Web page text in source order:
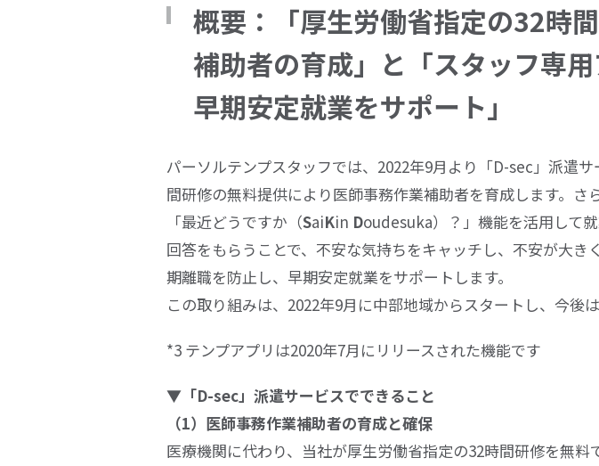
概要：「厚生労働省指定の32時
補助者の育成」と「スタッフ専
早期安定就業をサポート」
パーソルテンプスタッフでは、 2022年9月より「D-sec」派遣
間研修の無料提供により医師事務作業補助者を育成します。さ
「最近どうですか（SaiKin Doudesuka）？」機能を活用して
回答をもらうことで、不安な気持ちをキャッチし、不安が大
期離職を防止し、早期安定就業をサポートします。
この取り組みは、 2022年9月に中部地域からスタートし、今後
*3 テンプアプリは2020年7月にリリースされた機能です
▼「D-sec」派遣サービスでできること
（1）医師事務作業補助者の育成と確保
医療機関に代わり、当社が厚生労働省指定の32時間研修を無料